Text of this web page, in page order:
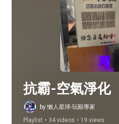
Play all
抗霸-空氣淨化
by 懶人星球-玩顯專家
Playlist • 34 videos • 19 views